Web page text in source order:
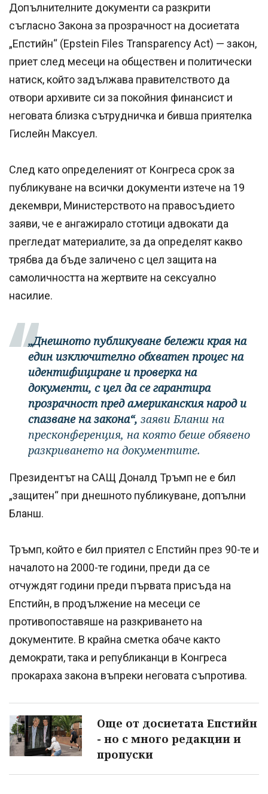
Допълнителните документи са разкрити
съгласно Закона за прозрачност на досиетата
„Епстийн“ (Epstein Files Transparency Act) — закон,
приет след месеци на обществен и политически
натиск, който задължава правителството да
отвори архивите си за покойния финансист и
неговата близка сътрудничка и бивша приятелка
Гислейн Максуел.
След като определеният от Конгреса срок за
публикуване на всички документи изтече на 19
декември, Министерството на правосъдието
заяви, че е ангажирало стотици адвокати да
прегледат материалите, за да определят какво
трябва да бъде заличено с цел защита на
самоличността на жертвите на сексуално
насилие.
„Днешното публикуване бележи края на
един изключително обхватен процес на
идентифициране и проверка на
документи, с цел да се гарантира
прозрачност пред американския народ и
спазване на закона“, заяви Бланш на
пресконференция, на която беше обявено
разкриването на документите.
Президентът на САЩ Доналд Тръмп не е бил
„защитен“ при днешното публикуване, допълни
Бланш.
Тръмп, който е бил приятел с Епстийн през 90-те и
началото на 2000-те години, преди да се
отчуждят години преди първата присъда на
Епстийн, в продължение на месеци се
противопоставяше на разкриването на
документите. В крайна сметка обаче както
демократи, така и републиканци в Конгреса
прокараха закона въпреки неговата съпротива.
Още от досиетата Епстийн
- но с много редакции и
пропуски